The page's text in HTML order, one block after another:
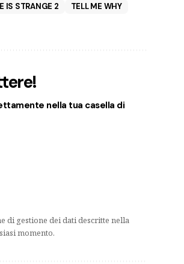
IS STRANGE 2
TELL ME WHY
nella tua casella di
di gestione dei dati descritte nella
momento.